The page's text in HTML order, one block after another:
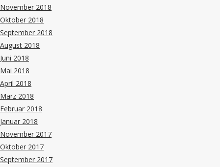
November 2018
Oktober 2018
September 2018
August 2018
Juni 2018
Mai 2018
April 2018
März 2018
Februar 2018
Januar 2018
November 2017
Oktober 2017
September 2017